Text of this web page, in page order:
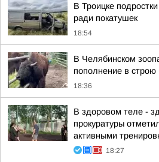
В Троицке
ради покатушек
18:54
В Челябинском
пополнение в строю
18:36
В здоровом теле -
прокуратуры
активными
18:27